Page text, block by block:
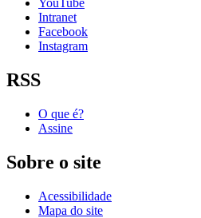
YouTube
Intranet
Facebook
Instagram
RSS
O que é?
Assine
Sobre o site
Acessibilidade
Mapa do site